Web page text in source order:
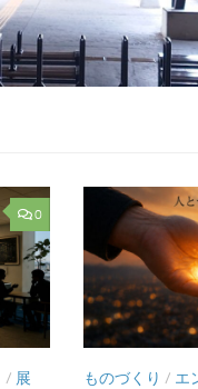
0
/ 展
ものづくり / エ